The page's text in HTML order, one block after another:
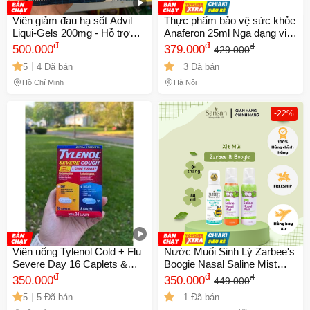
Viên giảm đau hạ sốt Advil
Liqui-Gels 200mg - Hỗ trợ
giảm cơn đau và hạ sốt hiệu
quả 160 viên nang lỏng
500.000đ
5 4 Đã bán
Hồ Chí Minh
Thực phẩm bảo vệ sức khỏe
Anaferon 25ml Nga dạng viên
tăng đề kháng ch
379.000đ 429.000đ
3 Đã bán
Hà Nội
Viên uống Tylenol Cold + Flu
Severe Day 16 Caplets &
Night 8 Caplets (24 Caplets)
350.000đ
5 5 Đã bán
-22%
Nước Muối Sinh Lý Zarbee's
Boogie Nasal Saline Mist
88ml - Dịu Nhẹ Cho Trẻ Sơ
Sinh và Người Lớn, Làm
Sạch và Giảm Nghẹt Mũi
350.000đ 449.000đ
1 Đã bán